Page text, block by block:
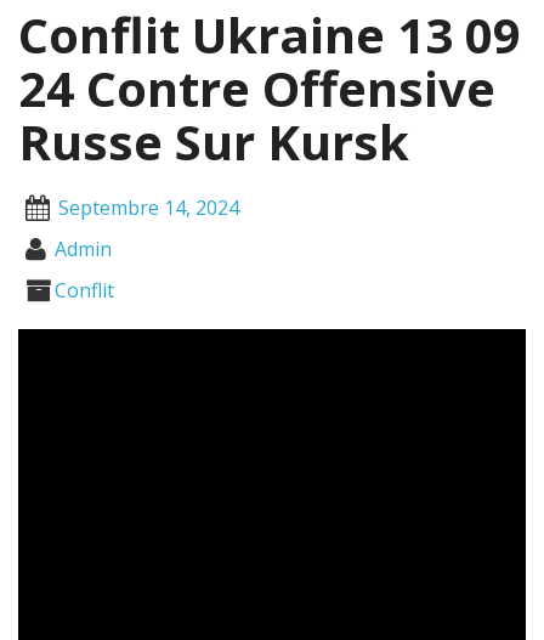
Conflit Ukraine 13 09
24 Contre Offensive
Russe Sur Kursk
Septembre 14, 2024
Admin
Conflit